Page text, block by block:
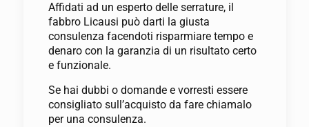
Affidati ad un esperto delle serrature, il
fabbro Licausi può darti la giusta
consulenza facendoti risparmiare tempo e
denaro con la garanzia di un risultato certo
e funzionale.
Se hai dubbi o domande e vorresti essere
consigliato sull’acquisto da fare chiamalo
per una consulenza.